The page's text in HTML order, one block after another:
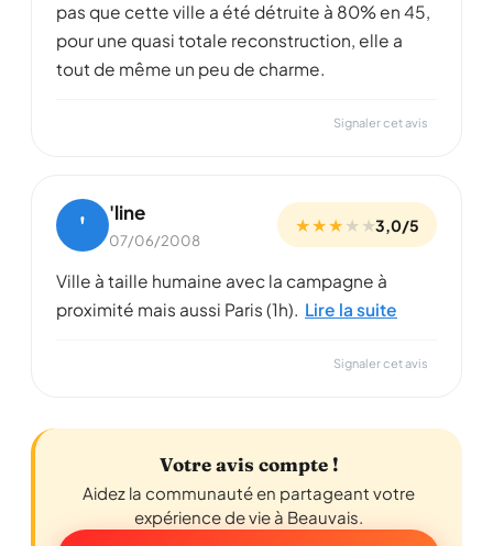
pas que cette ville a été détruite à 80% en 45,
pour une quasi totale reconstruction, elle a
tout de même un peu de charme.
Signaler cet avis
' 'line
07/06/2008
★ ★ ★★ ★3,0/5
Ville à taille humaine avec la campagne à
proximité mais aussi Paris (1h). Lire la suite
Signaler cet avis
Votre avis compte !
Aidez la communauté en partageant votre
expérience de vie à Beauvais.